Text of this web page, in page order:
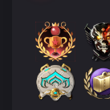
_Альтушка_